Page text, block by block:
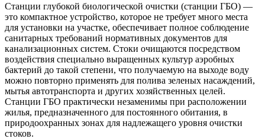
Станции глубокой биологической очистки (станции ГБО) —
это компактное устройство, которое не требует много места
для установки на участке, обеспечивает полное соблюдение
санитарных требований нормативных документов для
канализационных систем. Стоки очищаются посредством
воздействия специально выращенных культур аэробных
бактерий до такой степени, что получаемую на выходе воду
можно повторно применять для полива зеленых насаждений,
мытья автотранспорта и других хозяйственных целей.
Станции ГБО практически незаменимы при расположении
жилья, предназначенного для постоянного обитания, в
природоохранных зонах для надлежащего уровня очистки
стоков.